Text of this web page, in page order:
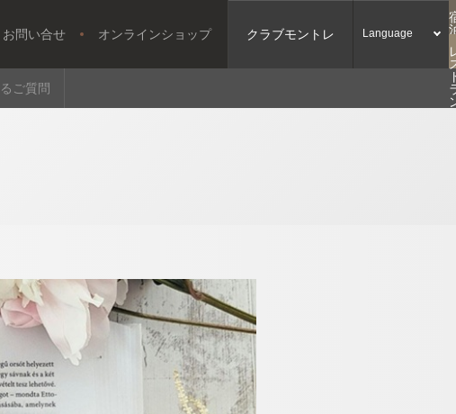
お問い合せ オンラインショップ クラブモントレ Language
ご質問